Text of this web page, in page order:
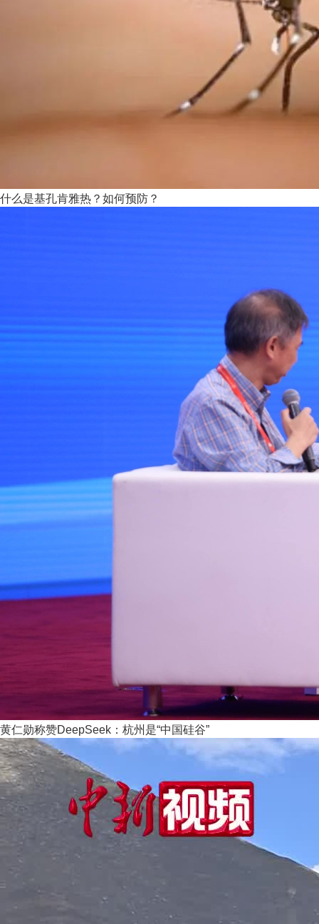
什么是基孔肯雅热？如何预防？
黄仁勋称赞DeepSeek：杭州是“中国硅谷”